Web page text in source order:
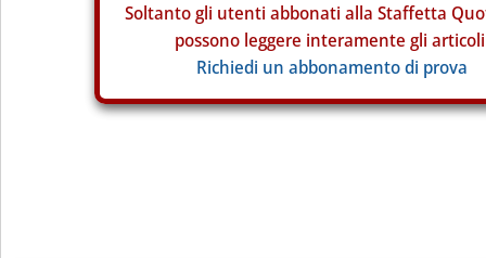
Soltanto gli utenti abbonati alla Staffetta
possono leggere interamente gli
Richiedi un abbonamento di prova